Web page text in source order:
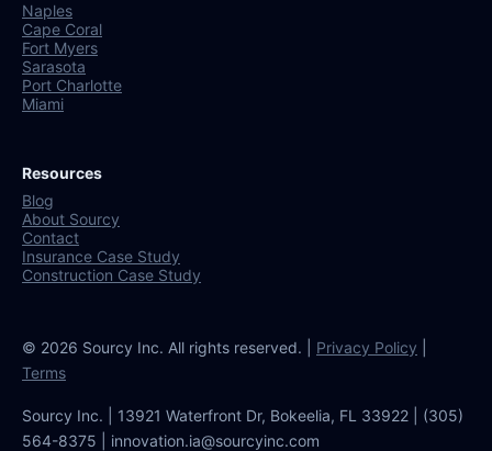
Naples
Cape Coral
Fort Myers
Sarasota
Port Charlotte
Miami
Resources
Blog
About Sourcy
Contact
Insurance Case Study
Construction Case Study
© 2026 Sourcy Inc. All rights reserved. | Privacy Policy
Terms
Sourcy Inc. | 13921 Waterfront Dr, Bokeelia, FL 33922 | (305)
564-8375 | innovation.ia@sourcyinc.com